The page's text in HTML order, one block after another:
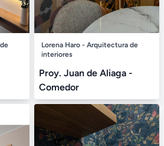
Lorena Haro - Arquitectura de
interiores
Proy. Juan de Aliaga -
Comedor